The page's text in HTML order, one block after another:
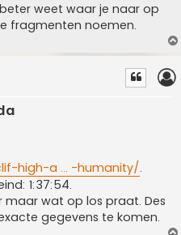
weet waar je naar op
fragmenten noemen.
high-a ... -humanity/.
1:37:54.
maar wat op los praat. Des
gegevens te komen.